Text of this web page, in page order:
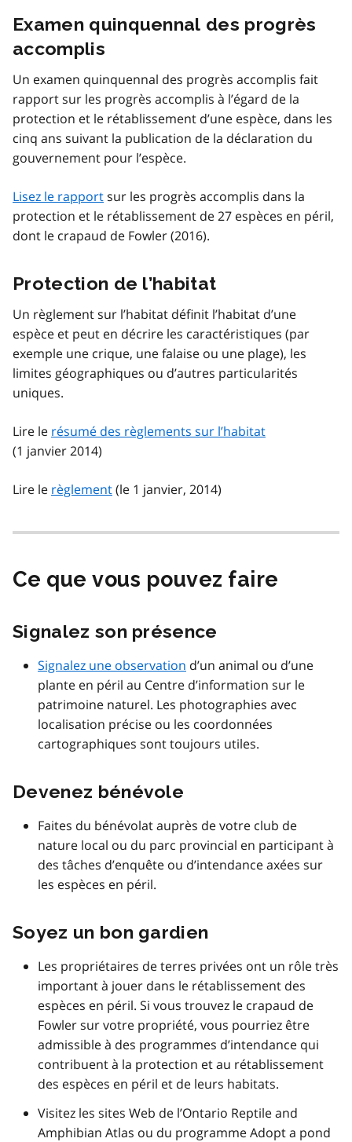
Examen quinquennal des progrès
accomplis
Un examen quinquennal des progrès accomplis fait
rapport sur les progrès accomplis à l’égard de la
protection et le rétablissement d’une espèce, dans les
cinq ans suivant la publication de la déclaration du
gouvernement pour l’espèce.
Lisez le rapportsur les progrès accomplis dans la
protection et le rétablissement de 27 espèces en péril,
dont le crapaud de Fowler (2016).
Protection de l’habitat
Un règlement sur l’habitat définit l’habitat d’une
espèce et peut en décrire les caractéristiques (par
exemple une crique, une falaise ou une plage), les
limites géographiques ou d’autres particularités
uniques.
Lire le résumé des règlements sur l’habitat
(1 janvier 2014)
Lire le règlement(le 1 janvier, 2014)
Ce que vous pouvez faire
Signalez son présence
Signalez une observation d’un animal ou d’une
plante en péril au Centre d’information sur le
patrimoine naturel. Les photographies avec
localisation précise ou les coordonnées
cartographiques sont toujours utiles.
Devenez bénévole
Faites du bénévolat auprès de votre club de
nature local ou du parc provincial en participant à
des tâches d’enquête ou d’intendance axées sur
les espèces en péril.
Soyez un bon gardien
Les propriétaires de terres privées ont un rôle très
important à jouer dans le rétablissement des
espèces en péril. Si vous trouvez le crapaud de
Fowler sur votre propriété, vous pourriez être
admissible à des programmes d’intendance qui
contribuent à la protection et au rétablissement
des espèces en péril et de leurs habitats.
Visitez les sites Web de l’Ontario Reptile and
Amphibian Atlas ou du programme Adopt a pond